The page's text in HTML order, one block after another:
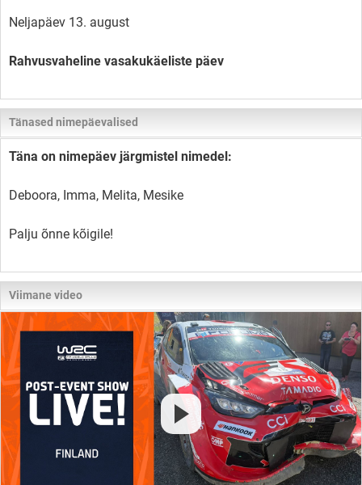
Neljapäev 13. august
Rahvusvaheline vasakukäeliste päev
Tänased nimepäevalised
Täna on nimepäev järgmistel nimedel:
Deboora, Imma, Melita, Mesike
Palju õnne kõigile!
Viimane video